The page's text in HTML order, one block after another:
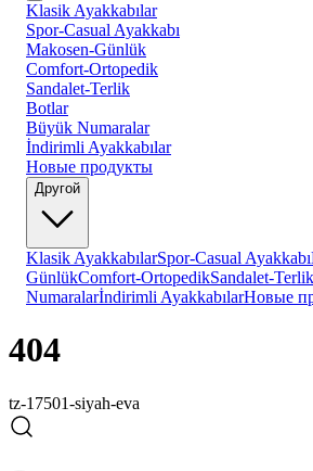
Klasik Ayakkabılar
Spor-Casual Ayakkabı
Makosen-Günlük
Comfort-Ortopedik
Sandalet-Terlik
Botlar
Büyük Numaralar
İndirimli Ayakkabılar
Новые продукты
Другой
Klasik AyakkabılarSpor-Casual Ayakkabı
GünlükComfort-OrtopedikSandalet-Terlik
Numaralarİndirimli AyakkabılarНовые
404
tz-17501-siyah-eva